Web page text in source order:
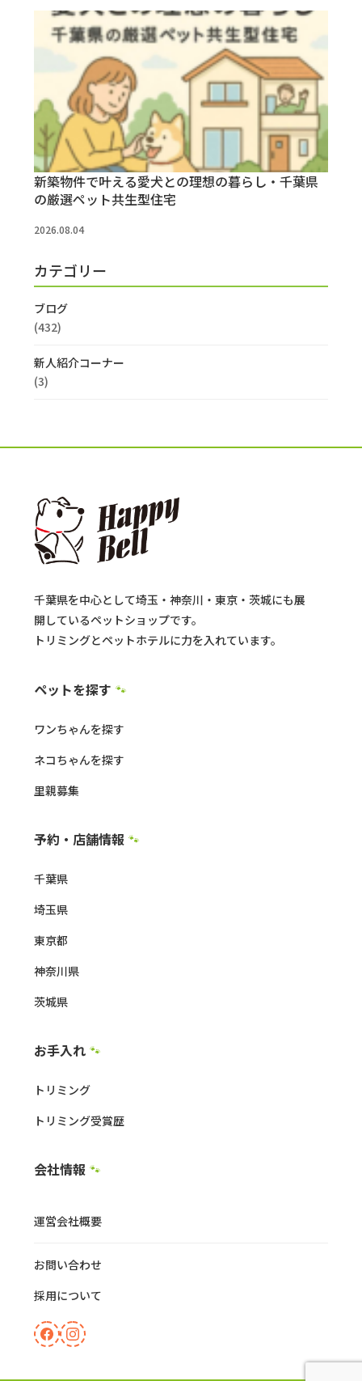
新築物件で叶える愛犬との理想の暮らし・千葉県
の厳選ペット共生型住宅
2026.08.04
カテゴリー
ブログ
(432)
新人紹介コーナー
(3)
千葉県を中心として埼玉・神奈川・東京・茨城にも展
開しているペットショップです。
トリミングとペットホテルに力を入れています。
ペットを探す 🐾
ワンちゃんを探す
ネコちゃんを探す
里親募集
予約・店舗情報 🐾
千葉県
埼玉県
東京都
神奈川県
茨城県
お手入れ 🐾
トリミング
トリミング受賞歴
会社情報 🐾
運営会社概要
お問い合わせ
採用について